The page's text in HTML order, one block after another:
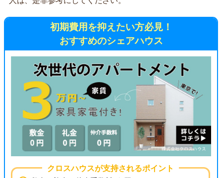
初期費用を抑えたい方必見！
おすすめのシェアハウス
クロスハウスが支持されるポイント